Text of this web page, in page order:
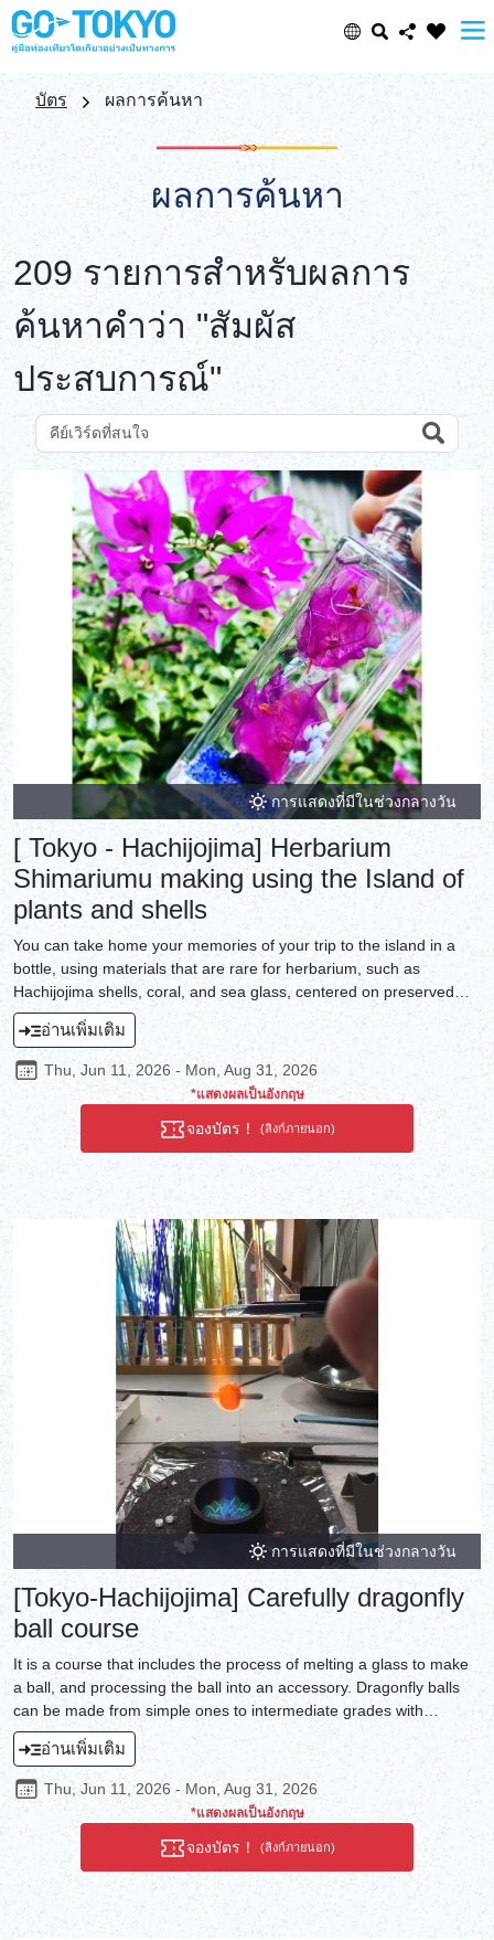
Select Language
日本語
ENGLISH
中文(简体)
中文(繁體/正體)
한글
ภาษาไทย
DEUTSCH
ITALIANO
ESPAÑOL
FRANÇAIS
Share this page
Email
Copy URL
บัตร ผลการค้นหา
ผลการค้นหา
209 รายการสำหรับผลการ
ค้นหาคำว่า "สัมผัส
ประสบการณ์"
Search
ค้นหาสถานที่ท่องเที่ยวด้วยคีย์เวิร์ด
การแสดงที่มีในช่วงกลางวัน
[ Tokyo - Hachijojima] Herbarium
Shimariumu making using the Island of
plants and shells
You can take home your memories of your trip to the island in a
bottle, using materials that are rare for herbarium, such as
Hachijojima shells, coral, and sea glass, centered on preserved
Hachijojima plants.
อ่านเพิ่มเติม
Thu, Jun 11, 2026 - Mon, Aug 31, 2026
*แสดงผลเป็นอังกฤษ
จองบัตร！ (ลิงก์ภายนอก)
การแสดงที่มีในช่วงกลางวัน
[Tokyo-Hachijojima] Carefully dragonfly
ball course
It is a course that includes the process of melting a glass to make
a ball, and processing the ball into an accessory. Dragonfly balls
can be made from simple ones to intermediate grades with
bubbles and parts such as fish. I will make while following one on
one man, so please try challenges for children and those who are
not confident in handmade.
อ่านเพิ่มเติม
Thu, Jun 11, 2026 - Mon, Aug 31, 2026
*แสดงผลเป็นอังกฤษ
จองบัตร！ (ลิงก์ภายนอก)